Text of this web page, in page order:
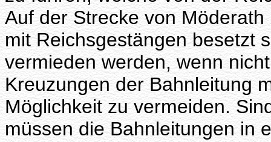
Auf der Strecke von
mit Reichsgestängen besetzt
vermieden werden, wenn
Kreuzungen der Bahnleitung
Möglichkeit zu vermeiden.
müssen die Bahnleitungen in